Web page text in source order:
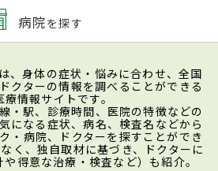
病院を探す
、身体の症状・悩みに合わせ、全国
クターの情報を調べることができる
情報サイトです。
・駅、診療時間、医院の特徴などの
になる症状、病名、検査名などから
・病院、ドクターを探すことができ
く、独自取材に基づき、ドクターに
得意な治療・検査など）も紹介。